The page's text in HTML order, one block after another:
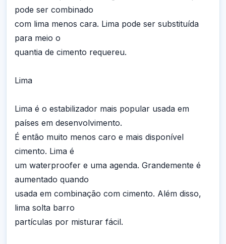
pode ser combinado
com lima menos cara. Lima pode ser substituída
para meio o
quantia de cimento requereu.
Lima
Lima é o estabilizador mais popular usada em
países em desenvolvimento.
É então muito menos caro e mais disponível
cimento. Lima é
um waterproofer e uma agenda. Grandemente é
aumentado quando
usada em combinação com cimento. Além disso,
lima solta barro
partículas por misturar fácil.